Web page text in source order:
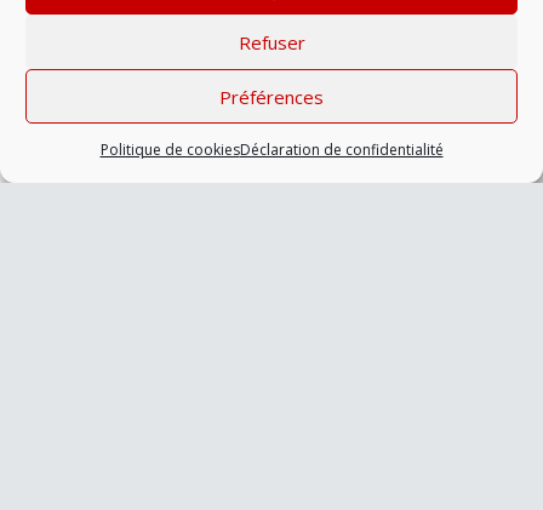
Refuser
Préférences
Politique de cookiesDéclaration de confidentialité